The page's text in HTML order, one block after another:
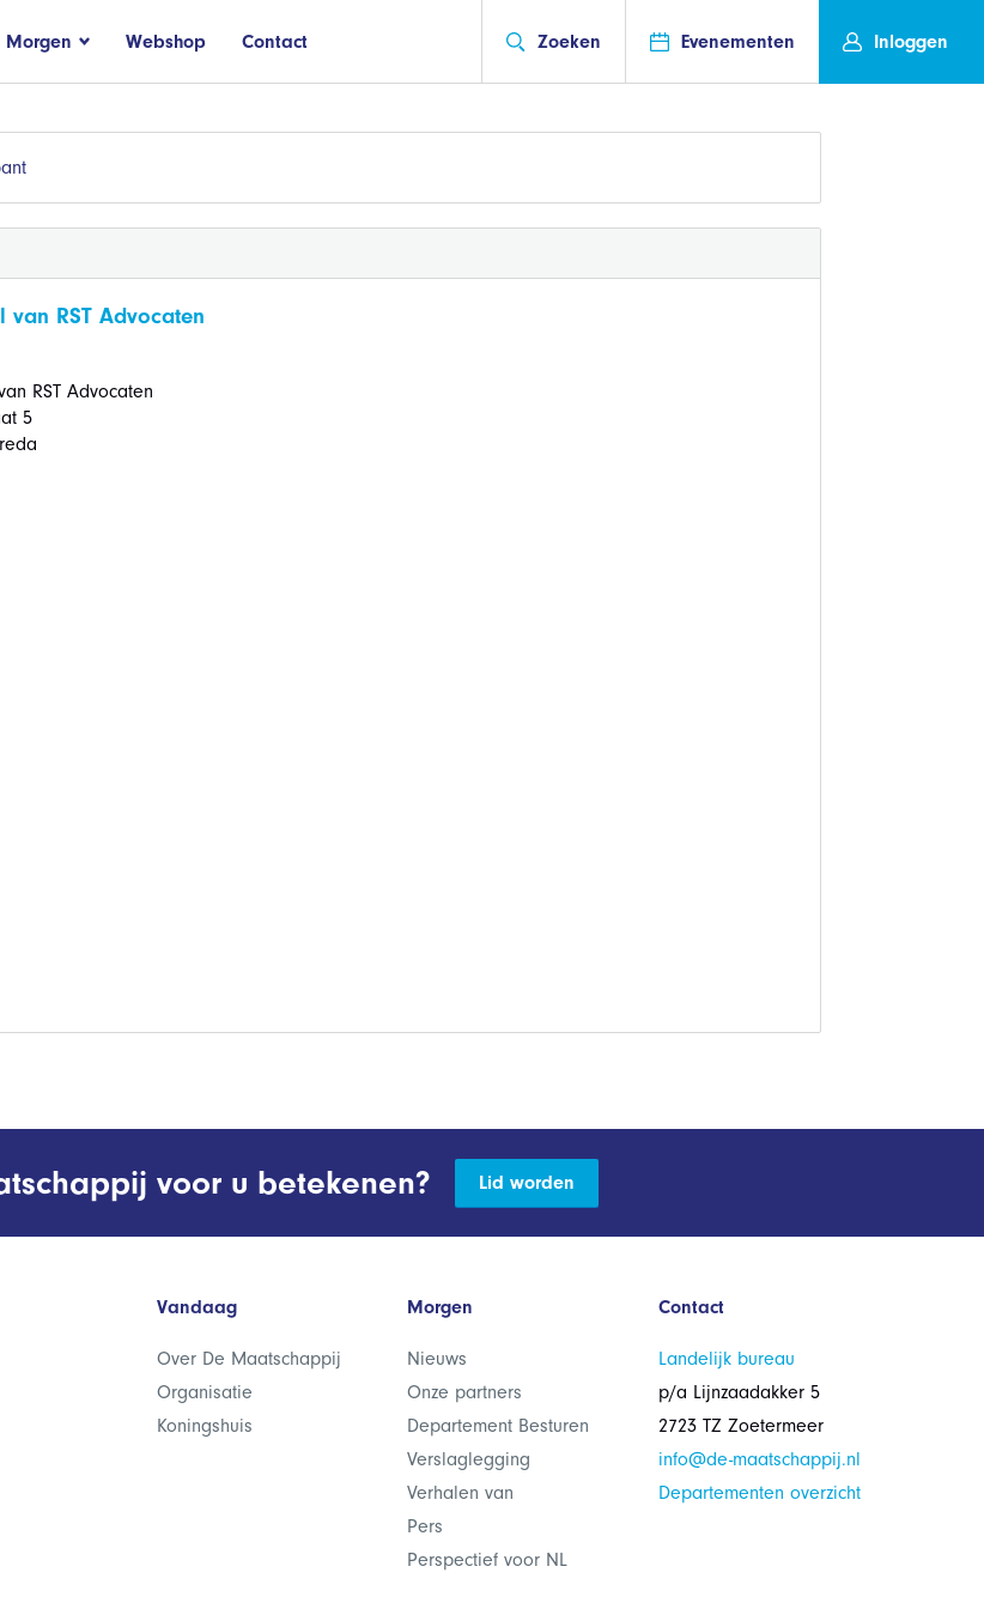
Morgen Webshop Contact Zoeken Evenementen Inloggen
van RST Advocaten
RST Advocaten
5
voor u betekenen? Lid worden
Vandaag
Over De Maatschappij
Organisatie
Koningshuis
Morgen
Nieuws
Onze partners
Departement Besturen
Verslaglegging
Verhalen van
Pers
Perspectief voor NL
Contact
Landelijk bureau
p/a Lijnzaadakker 5
2723 TZ Zoetermeer
info@de-maatschappij.nl
Departementen overzicht